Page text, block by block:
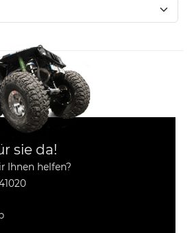
sie da!
Ihnen helfen?